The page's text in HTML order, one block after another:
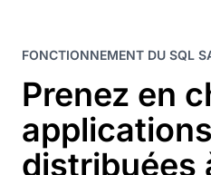
FONCTIONNEMENT DU SQL
Prenez en
applications
distribuées